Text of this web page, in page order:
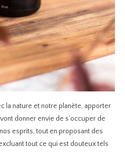
la nature et notre planète, apporter
donner envie de s’occuper de
esprits, tout en proposant des
tout ce qui est douteux tels